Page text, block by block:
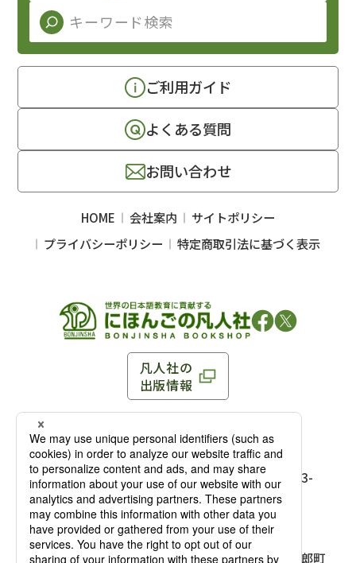
凡人社の
出版情報
〒102-0093 東京都千代田区平河町 1-3-13 8F
TEL：03-3263-3959／FAX：03-3263-3116
麹町店
〒102-0093 東京都千代田区平河町1-3-
13 8F［アクセス］
TEL：03-3239-8673／FAX：03-3263-
3116
〒541-0056 大阪府大阪市中央区久太郎町
ご利用ガイド
よくある質問
お問い合わせ
HOME 会社案内
サイトポリシー
プライバシーポリシー
特定商取引法に基づく表示